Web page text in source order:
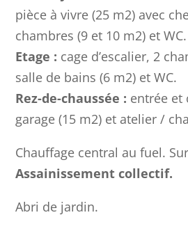
pièce à vivre (25 m2) avec
chambres (9 et 10 m2) et WC.
Etage : cage d’escalier, 2
salle de bains (6 m2) et WC.
Rez-de-chaussée : entrée et
garage (15 m2) et atelier /
Chauffage central au fuel.
Assainissement collectif.
Abri de jardin.